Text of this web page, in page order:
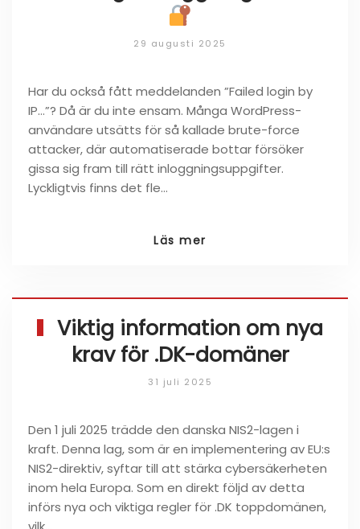
29 augusti 2025
Har du också fått meddelanden ”Failed login by
IP…”? Då är du inte ensam. Många WordPress-
användare utsätts för så kallade brute-force
attacker, där automatiserade bottar försöker
gissa sig fram till rätt inloggningsuppgifter.
Lyckligtvis finns det fle…
Läs mer
Viktig information om nya
krav för .DK-domäner
31 juli 2025
Den 1 juli 2025 trädde den danska NIS2-lagen i
kraft. Denna lag, som är en implementering av EU:s
NIS2-direktiv, syftar till att stärka cybersäkerheten
inom hela Europa. Som en direkt följd av detta
införs nya och viktiga regler för .DK toppdomänen,